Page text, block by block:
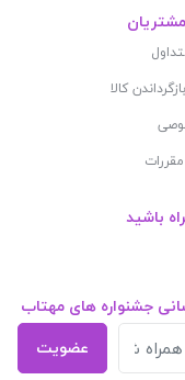
کالا
باشید
جشنواره های مهتاب
عضویت